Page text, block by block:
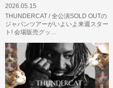
2026.05.15
THUNDERCAT / 全公演SOLD OUTの
ジャパンツアーがいよいよ来週スター
ト! 会場販売グッ…